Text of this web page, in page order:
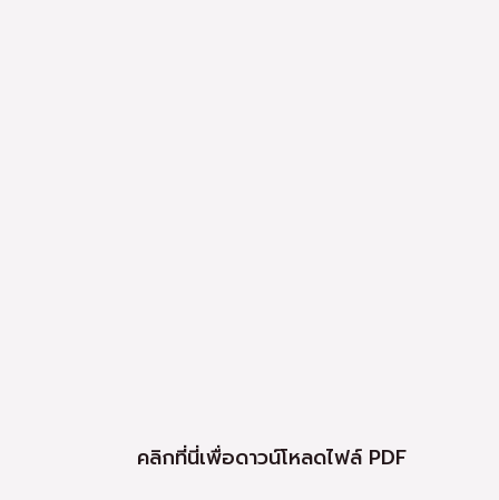
คลิกที่นี่เพื่อดาวน์โหลดไฟล์ PDF